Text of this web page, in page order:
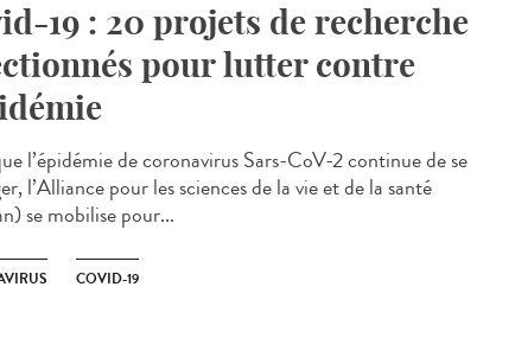
19 : 20 projets de recherche
pour lutter contre
l’épidémie de coronavirus Sars-CoV-2 continue de se
l’Alliance pour les sciences de la vie et de la santé
se mobilise pour...
COVID-19